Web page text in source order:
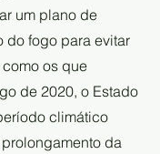
um plano de
do fogo para evitar
os que
de 2020, o Estado
climático
da